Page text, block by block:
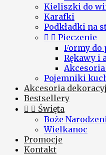
Kieliszki do
Karafki
Podkładki na
  Pieczenie
Formy do
Rękawy i
Pojemniki
Akcesoria
Bestsellery
  Święta
Boże
Wielkanoc
Promocje
Kontakt